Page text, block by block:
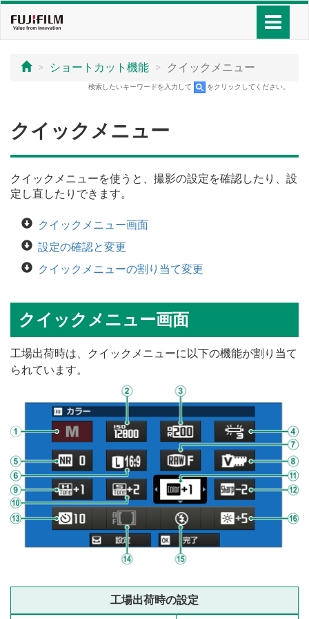
ショートカット機能 クイックメニュー
検索したいキーワードを入力して をクリックしてください。
クイックメニュー
クイックメニューを使うと、撮影の設定を確認したり、設
定し直したりできます。
クイックメニュー画面
設定の確認と変更
クイックメニューの割り当て変更
クイックメニュー画面
工場出荷時は、クイックメニューに以下の機能が割り当て
られています。
工場出荷時の設定